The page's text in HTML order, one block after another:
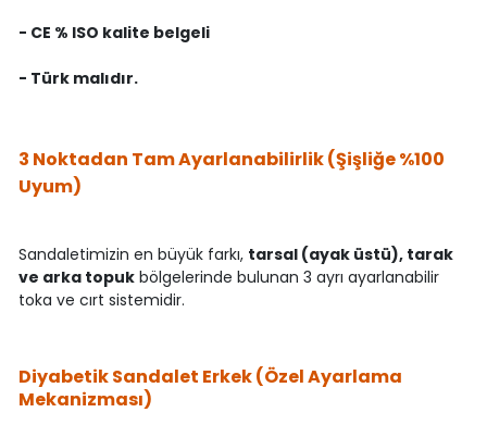
- CE % ISO kalite belgeli
- Türk malıdır.
3 Noktadan Tam Ayarlanabilirlik (Şişliğe %100
Uyum)
Sandaletimizin en büyük farkı, tarsal (ayak üstü), tarak
ve arka topukbölgelerinde bulunan 3 ayrı ayarlanabilir
toka ve cırt sistemidir.
Diyabetik Sandalet Erkek (Özel Ayarlama
Mekanizması)